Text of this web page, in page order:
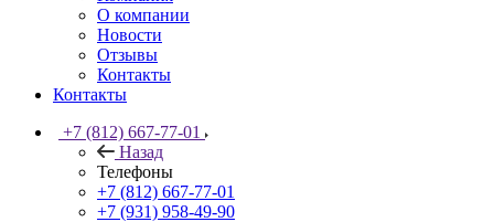
О компании
Новости
Отзывы
Контакты
Контакты
+7 (812) 667-77-01
Назад
Телефоны
+7 (812) 667-77-01
+7 (931) 958-49-90